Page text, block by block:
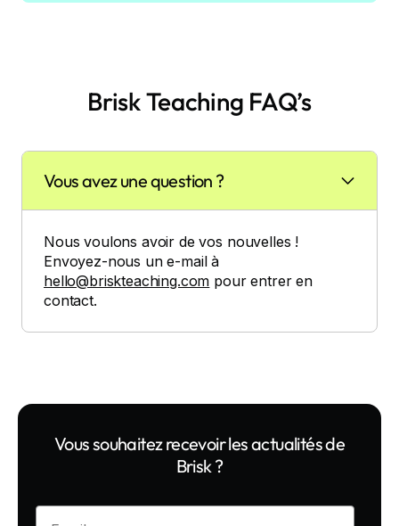
Brisk Teaching FAQ’s
Vous avez une question ?
Nous voulons avoir de vos nouvelles !
Envoyez-nous un e-mail à
hello@briskteaching.com pour entrer en
contact.
Vous souhaitez recevoir les actualités de
Brisk ?
Enter your email